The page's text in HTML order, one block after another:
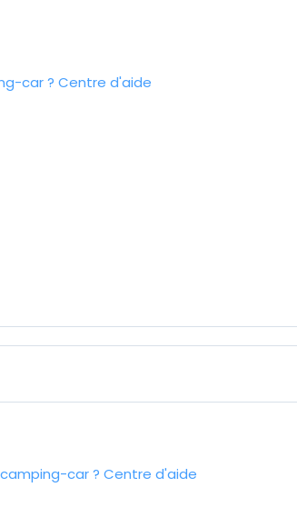
car ? Centre d'aide
car ? Centre d'aide